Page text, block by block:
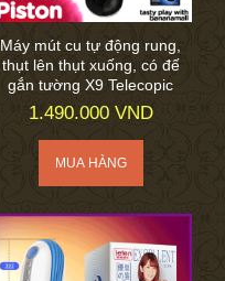
Máy mút cu tự động rung,
thụt lên thụt xuống, có đế
gắn tường X9 Telecopic
1.490.000 VND